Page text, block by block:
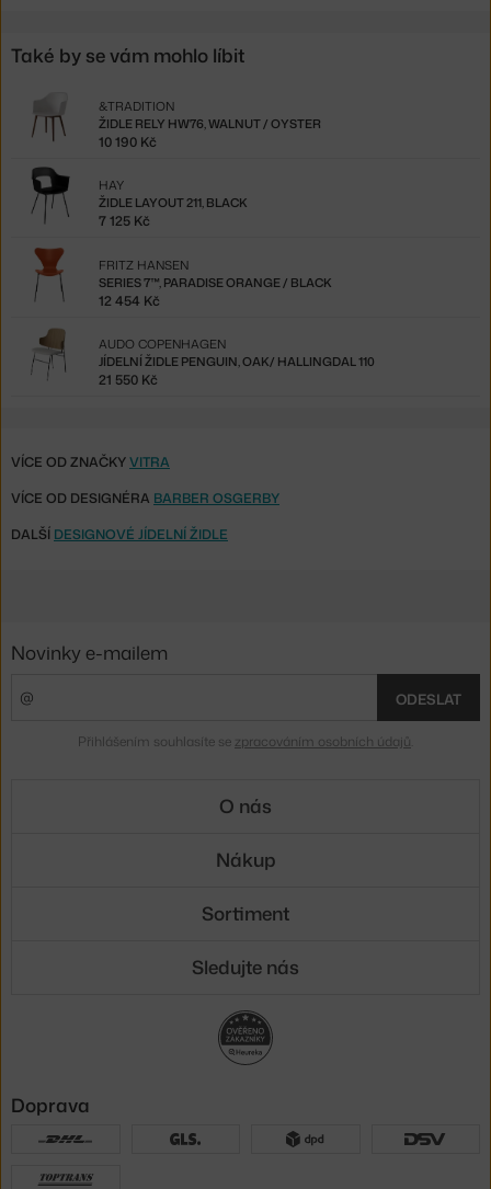
Také by se vám mohlo líbit
ŽIDLE RELY HW76, WALNUT / OYSTER
&TRADITION
10 190 Kč
ŽIDLE LAYOUT 211, BLACK
HAY
7 125 Kč
SERIES 7™, PARADISE ORANGE / BLACK
FRITZ HANSEN
12 454 Kč
JÍDELNÍ ŽIDLE PENGUIN, OAK/ HALLINGDAL 110
AUDO COPENHAGEN
21 550 Kč
VÍCE OD ZNAČKYVITRA
VÍCE OD DESIGNÉRA BARBER OSGERBY
DALŠÍ DESIGNOVÉ JÍDELNÍ ŽIDLE
Novinky e-mailem
ODESLAT
Přihlášením souhlasíte se zpracováním osobních údajů
O nás
Nákup
Sortiment
Sledujte nás
Doprava